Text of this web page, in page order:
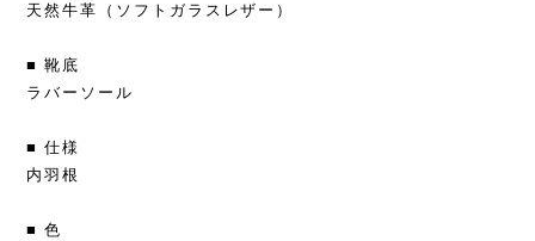
天然牛革（ソフトガラスレザー）
■ 靴底
ラバーソール
■ 仕様
内羽根
■ 色